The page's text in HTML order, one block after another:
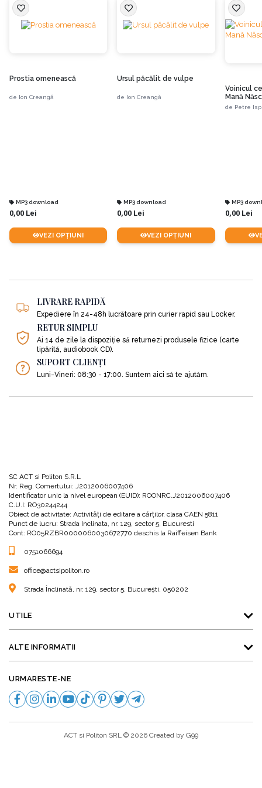
Prostia omenească
de Ion Creangă
MP3 download
0,00 Lei
VEZI OPȚIUNI
Ursul păcălit de vulpe
de Ion Creangă
MP3 download
0,00 Lei
VEZI OPȚIUNI
Voinicul
Mană
de Petre
MP3
0,00 Lei
LIVRARE RAPIDĂ
Expediere în 24-48h lucrătoare prin curier rapid sau Locker.
RETUR SIMPLU
Ai 14 de zile la dispoziție să returnezi produsele fizice (carte
tipărită, audiobook CD).
SUPORT CLIENȚI
Luni-Vineri: 08:30 - 17:00. Suntem aici să te ajutăm.
SC ACT si Politon S.R.L
Nr. Reg. Comertului: J2012006007406
Identificator unic la nivel european (EUID): ROONRC.J2012006007406
C.U.I: RO30244244
Obiect de activitate: Activităţi de editare a cărţilor, clasa CAEN 5811
Punct de lucru: Strada Inclinata, nr. 129, sector 5, Bucuresti
Cont: RO05RZBR0000060030672770 deschis la Raiffeisen Bank
0751066694
office@actsipoliton.ro
Strada Înclinată, nr. 129, sector 5, București, 050202
UTILE
ALTE INFORMATII
URMARESTE-NE
ACT si Politon SRL © 2026 Created by G99